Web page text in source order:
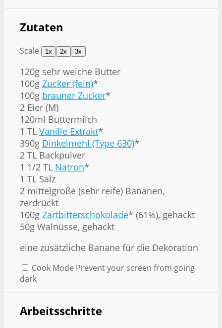
Zutaten
Scale 1x 2x 3x
120g sehr weiche Butter
100g Zucker (fein)*
100g brauner Zucker*
2 Eier (M)
120ml Buttermilch
1 TL Vanille Extrakt*
390g Dinkelmehl (Type 630)*
2 TL Backpulver
1 1/2 TL Natron*
1 TL Salz
2 mittelgroße (sehr reife) Bananen,
zerdrückt
100g Zartbitterschokolade* (61%), gehackt
50g Walnüsse, gehackt
eine zusätzliche Banane für die Dekoration
Cook Mode Prevent your screen from going
dark
Arbeitsschritte